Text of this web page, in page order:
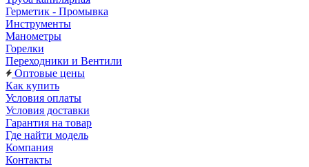
Герметик - Промывка
Инструменты
Манометры
Горелки
Переходники и Вентили
Оптовые цены
Как купить
Условия оплаты
Условия доставки
Гарантия на товар
Где найти модель
Компания
Контакты